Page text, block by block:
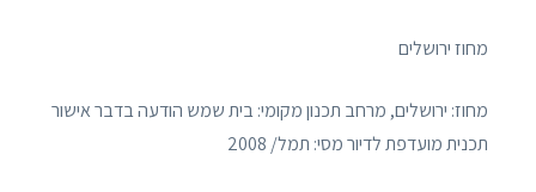
מחוז ירושלים
מחוז: ירושלים, מרחב תכנון מקומי: בית שמש הודעה בדבר אישור
תכנית מועדפת לדיור מסי: תמל/ 2008